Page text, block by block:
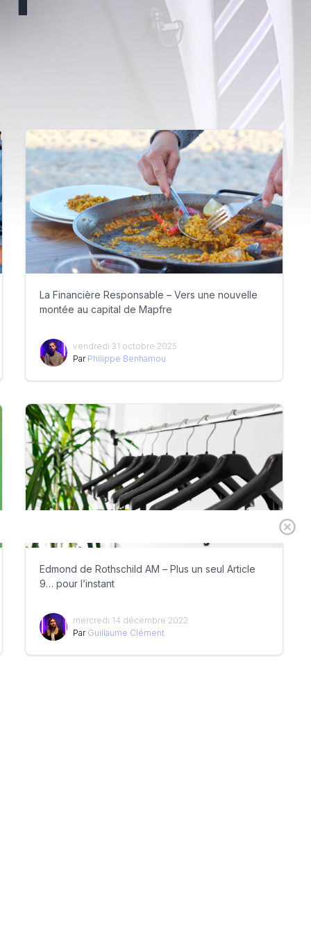
La Financière Responsable – Vers une nouvelle
montée au capital de Mapfre
vendredi 31 octobre 2025
Par Philippe Benhamou
Edmond de Rothschild AM – Plus un seul Article
9… pour l’instant
mercredi 14 décembre 2022
Par Guillaume Clément